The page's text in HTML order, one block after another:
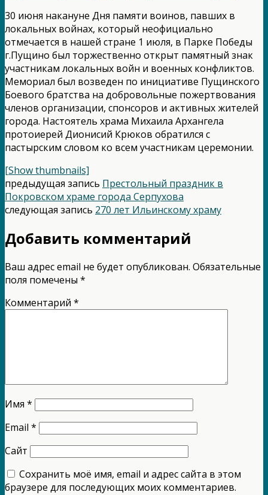
30 июня накануне Дня памяти воинов, павших в
локальных войнах, который неофициально
отмечается в нашей стране 1 июля, в Парке Победы
г.Пущино был торжественно открыт памятный знак
участникам локальных войн и военных конфликтов.
Мемориал был возведен по инициативе Пущинского
Боевого братства на добровольные пожертвования
членов организации, спонсоров и активных жителей
города. Настоятель храма Михаила Архангела
протоиерей Дионисий Крюков обратился с
пастырским словом ко всем участникам церемонии.
[Show thumbnails]
предыдущая запись Престольный праздник в
Покровском храме города Серпухова
следующая запись 270 лет Ильинскому храму
Добавить комментарий
Ваш адрес email не будет опубликован. Обязательные
поля помечены *
Комментарий *
Имя *
Email *
Сайт
Сохранить моё имя, email и адрес сайта в этом
браузере для последующих моих комментариев.